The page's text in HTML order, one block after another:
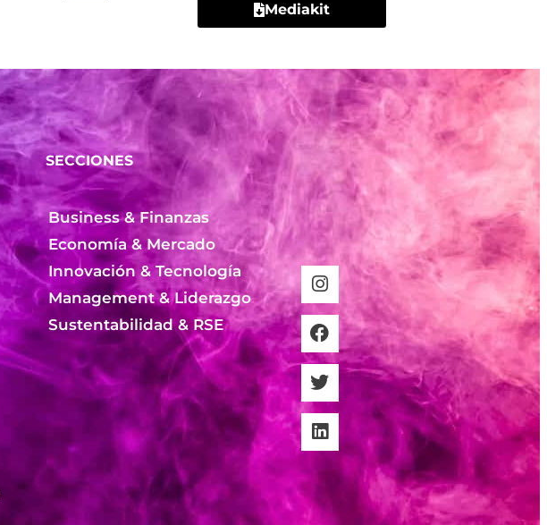
Mediakit
SECCIONES
Business & Finanzas
Economía & Mercado
Innovación & Tecnología
Management & Liderazgo
Sustentabilidad & RSE